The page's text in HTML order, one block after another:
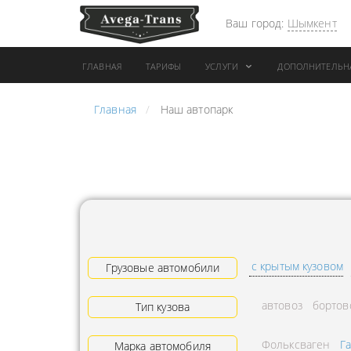
Ваш город: Шымкент
ГЛАВНАЯ ТАРИФЫ УСЛУГИ
АРЕНДА АВТОБУСА
ГРУЗОВАЯ ТЕХНИКА
ПЕРЕВОЗКА ТРУБ
АРЕНДА БУЛЬДОЗЕРА
Главная Наш автопарк
Грузовые автомобили с крытым кузовом
Тип кузова автовоз
Марка автомобиля Фольксваген